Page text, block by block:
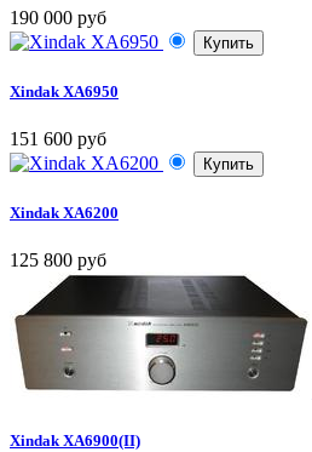
190 000 руб
Купить
Xindak XA6950
151 600 руб
Купить
Xindak XA6200
125 800 руб
Xindak XA6900(II)